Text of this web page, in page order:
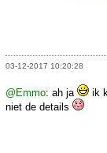
03-12-2017 10:20:28
@Emmo: ah ja
ik
niet de details